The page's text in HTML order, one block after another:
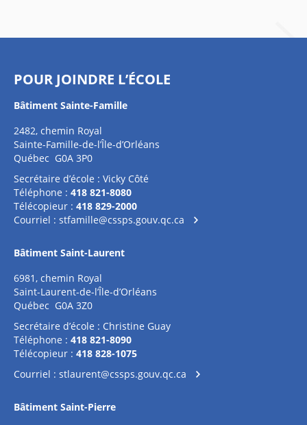
POUR JOINDRE L’ÉCOLE
Bâtiment Sainte-Famille
2482, chemin Royal
Sainte-Famille-de-l’Île-d’Orléans
Québec G0A 3P0
Secrétaire d’école : Vicky Côté
Téléphone : 418 821-8080
Télécopieur : 418 829-2000
Courriel : stfamille@cssps.gouv.qc.ca
Bâtiment Saint-Laurent
6981, chemin Royal
Saint-Laurent-de-l’Île-d’Orléans
Québec G0A 3Z0
Secrétaire d’école : Christine Guay
Téléphone : 418 821-8090
Télécopieur : 418 828-1075
Courriel : stlaurent@cssps.gouv.qc.ca
Bâtiment Saint-Pierre